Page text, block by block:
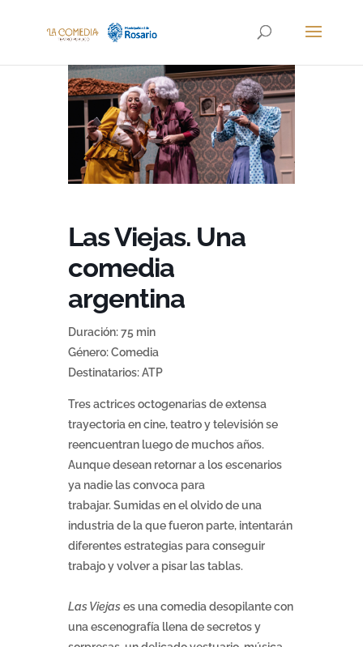
Las Viejas. Una
comedia
argentina
Duración: 75 min
Género: Comedia
Destinatarios: ATP
Tres actrices octogenarias de extensa
trayectoria en cine, teatro y televisión se
reencuentran luego de muchos años.
Aunque desean retornar a los escenarios
ya nadie las convoca para
trabajar. Sumidas en el olvido de una
industria de la que fueron parte, intentarán
diferentes estrategias para conseguir
trabajo y volver a pisar las tablas.
Las Viejas es una comedia desopilante con
una escenografía llena de secretos y